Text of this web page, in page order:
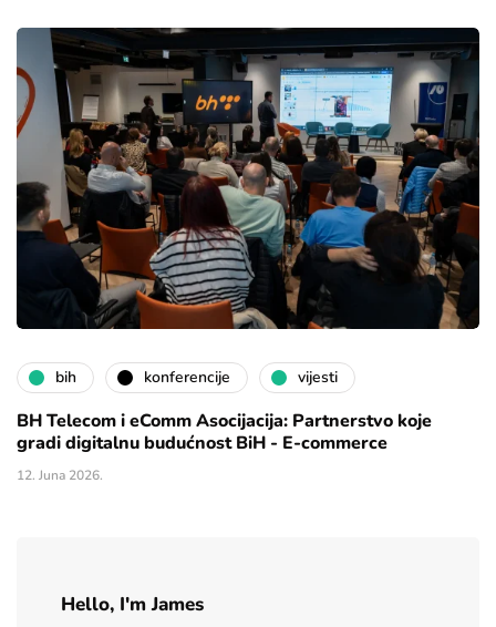
bih konferencije vijesti
BH Telecom i eComm Asocijacija: Partnerstvo koje
gradi digitalnu budućnost BiH - E-commerce
12. Juna 2026.
Hello, I'm James